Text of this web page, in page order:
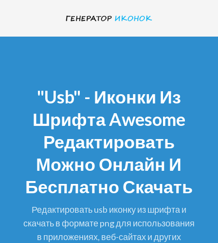
"usb" - Иконки Из
Шрифта Awesome
Редактировать
Можно Онлайн И
Бесплатно Скачать
редактировать usb иконку из шрифта и
скачать в формате png для использования
в приложениях, веб-сайтах и других